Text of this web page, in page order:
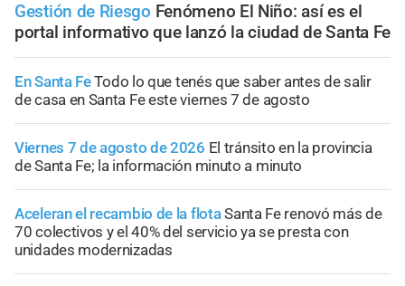
Gestión de Riesgo Fenómeno El Niño: así es el
portal informativo que lanzó la ciudad de Santa Fe
En Santa FeTodo lo que tenés que saber antes de salir
de casa en Santa Fe este viernes 7 de agosto
Viernes 7 de agosto de 2026 El tránsito en la provincia
de Santa Fe; la información minuto a minuto
Aceleran el recambio de la flotaSanta Fe renovó más de
70 colectivos y el 40% del servicio ya se presta con
unidades modernizadas